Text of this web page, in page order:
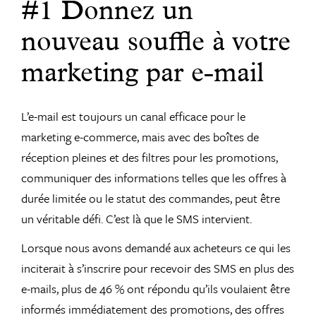
#1 Donnez un
nouveau souffle à votre
marketing par e-mail
L’e-mail est toujours un canal efficace pour le
marketing e-commerce, mais avec des boîtes de
réception pleines et des filtres pour les promotions,
communiquer des informations telles que les offres à
durée limitée ou le statut des commandes, peut être
un véritable défi. C’est là que le SMS intervient.
Lorsque nous avons demandé aux acheteurs ce qui les
inciterait à s’inscrire pour recevoir des SMS en plus des
e-mails, plus de 46 % ont répondu qu’ils voulaient être
informés immédiatement des promotions, des offres